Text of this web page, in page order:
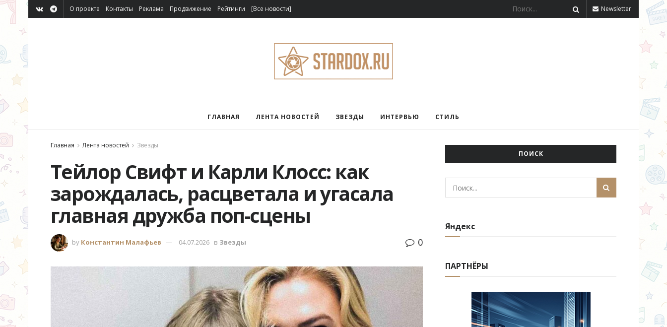
О проекте Контакты Реклама Продвижение Рейтинги [Все новости] Newsletter
ГЛАВНАЯ ЛЕНТА НОВОСТЕЙ ЗВЕЗДЫ ИНТЕРВЬЮ СТИЛЬ
Главная Лента новостей Звезды
Тейлор Свифт и Карли Клосс: как
зарождалась, расцветала и угасала
главная дружба поп-сцены
by Константин Малафьев 04.07.2026 в Звезды 0
ПОИСК
Яндекс
ПАРТНЁРЫ